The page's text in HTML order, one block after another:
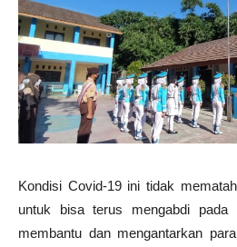
Kondisi Covid-19 ini tidak
untuk bisa terus mengabdi pada
membantu dan mengantarkan